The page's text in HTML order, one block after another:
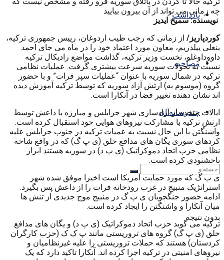
یادداشت
مصاحبه
چندرسانه ای
بدون نتیجه
چه زمانی می تواند از آن بیرون بیایید
نویسنده: سمیح ایدیز
کوردپاریز/ از زمانی که رجب طیب اردوغان، رییس جمهوری ترکیه،
بنعلی ییلدریم، معاون مورد اعتماد خود را در ماه می جای احمد
داووداوغلو، نخست وزیر ترکیه، گذاشت مواضع رادیکال ترکیه
نسبت به تحولات سوریه سرعت بیشتری گرفت. عملیات نظامی
ترکیه در شمال سوریه با عنوان “عملیات سپر فرات” و با حضور
گروه (موسوم به) ارتش آزاد سوریه که توسط ترکیه آموزش دیده
اند نشان دهنده تغییر فضا در آنکارا است.
ایالات متحده از آزادسازی شهر جرابلس و مبارزه با داعش توسط
ارتش ترکیه با مشارکت نیروهای هوایی خود استقبال کرده است.
واشنگتن با این حال نسبت به عمیات ترکیه در جنوب جرابلس علیه
کردهای سوری یگان های مدافع خلق (ی پ گ) که در واقع شاخه
نظامی حزب اتحاد دموکراتیک (ی پ د) در سوریه هستند ابراز
ناخشنودی کرده است.
ی پ گ که مورد حمایت آمریکا است اخیرا موفق شده شهر
استراتژیک منبیج در غرب رودخانه فرات را از داعش پس بگیرد.
ادامه حضور جنگجویان ی پ گ در منبیج موج جدیدی از تنش ها
میان آنکارا و واشنگتن را ایجاد کرده است.
ترکیه می گوید حزب اتحاد دموکراتیک (ی پ د) و یگان های مدافع
خلق (ی پ گ) گروه های تروریستی مانند پ ک ک (حزب کارگران
کردستان) هستند که حملات تروریستی را علیه غیرنظامیان و
نیروهای امنیتی در ترکیه اجرا کرده اند. آنکارا تاکید دارد که یک